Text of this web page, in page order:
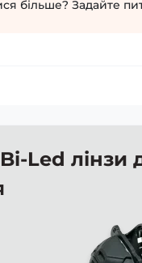
більше? Задайте
Led лінзи